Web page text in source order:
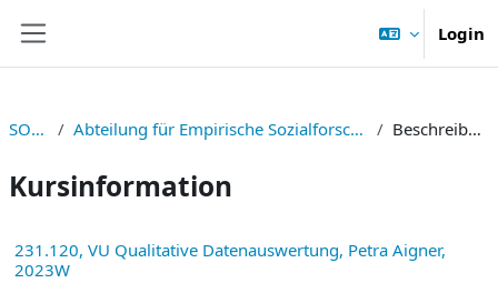
Login
SOWI Abteilung für Empirische Sozialforschung Beschreibung
Kursinformation
231.120, VU Qualitative Datenauswertung, Petra Aigner,
2023W